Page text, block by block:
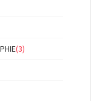
(3)